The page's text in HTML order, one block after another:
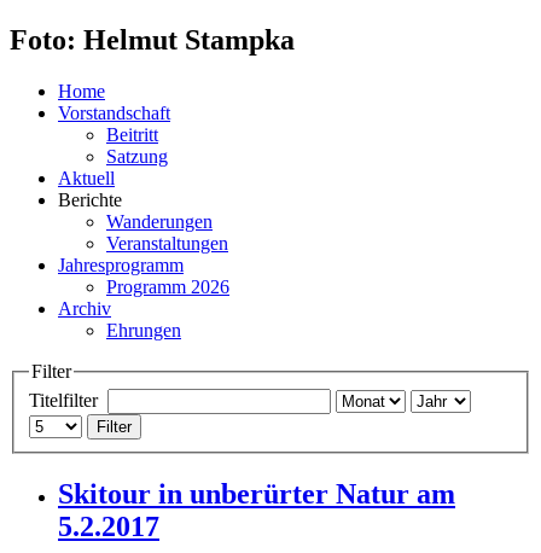
Foto: Helmut Stampka
Home
Vorstandschaft
Beitritt
Satzung
Aktuell
Berichte
Wanderungen
Veranstaltungen
Jahresprogramm
Programm 2026
Archiv
Ehrungen
Filter
Titelfilter
Filter
Skitour in unberürter Natur am
5.2.2017